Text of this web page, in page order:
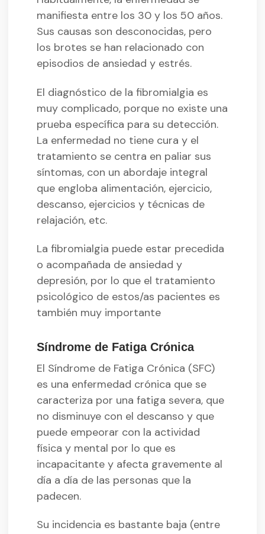
manifiesta entre los 30 y los 50 años.
Sus causas son desconocidas, pero
los brotes se han relacionado con
episodios de ansiedad y estrés.
El diagnóstico de la fibromialgia es
muy complicado, porque no existe una
prueba específica para su detección.
La enfermedad no tiene cura y el
tratamiento se centra en paliar sus
síntomas, con un abordaje integral
que engloba alimentación, ejercicio,
descanso, ejercicios y técnicas de
relajación, etc.
La fibromialgia puede estar precedida
o acompañada de ansiedad y
depresión, por lo que el tratamiento
psicológico de estos/as pacientes es
también muy importante
Síndrome de Fatiga Crónica
El Síndrome de Fatiga Crónica (SFC)
es una enfermedad crónica que se
caracteriza por una fatiga severa, que
no disminuye con el descanso y que
puede empeorar con la actividad
física y mental por lo que es
incapacitante y afecta gravemente al
día a día de las personas que la
padecen.
Su incidencia es bastante baja (entre